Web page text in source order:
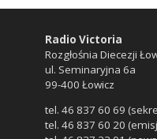
Radio Victoria
Rozgłośnia Diecezji
ul. Seminaryjna 6a
99-400 Łowicz
tel. 46 837 60 69
tel. 46 837 60 20